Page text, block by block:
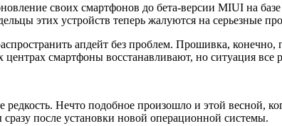
своих смартфонов до бета-версии MIUI на
этих устройств теперь жалуются на серьезные
апдейт без проблем. Прошивка, конечно,
смартфоны восстанавливают, но ситуация все
Нечто подобное произошло и этой весной,
после установки новой операционной системы.